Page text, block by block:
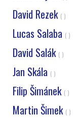
David Rezek ( )
Lucas Salaba ( )
David Salák ( )
Jan Skála ( )
Filip Šimánek ( )
Martin Šimek ( )